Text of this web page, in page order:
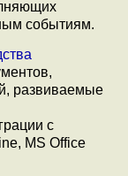
событиям.
развиваемые
с
MS Office